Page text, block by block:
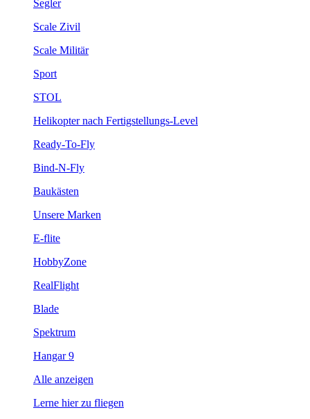
Segler
Scale Zivil
Scale Militär
Sport
STOL
Helikopter nach Fertigstellungs-Level
Ready-To-Fly
Bind-N-Fly
Baukästen
Unsere Marken
E-flite
HobbyZone
RealFlight
Blade
Spektrum
Hangar 9
Alle anzeigen
Lerne hier zu fliegen